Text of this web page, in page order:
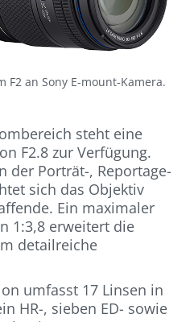
F2 an Sony E-mount-Kamera.
steht eine
F2.8 zur Verfügung.
der Porträt-, Reportage-
sich das Objektiv
Ein maximaler
1:3,8 erweitert die
detailreiche
umfasst 17 Linsen in
HR-, sieben ED- sowie